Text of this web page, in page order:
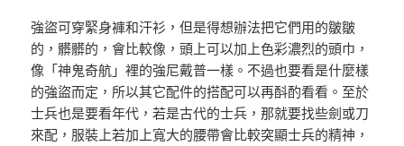
強盜可穿緊身褲和汗衫，但是得想辦法把它們用的皺皺
的，髒髒的，會比較像，頭上可以加上色彩濃烈的頭巾，
像「神鬼奇航」裡的強尼戴普一樣。不過也要看是什麼樣
的強盜而定，所以其它配件的搭配可以再酙酌看看。至於
士兵也是要看年代，若是古代的士兵，那就要找些劍或刀
來配，服裝上若加上寬大的腰帶會比較突顯士兵的精神，